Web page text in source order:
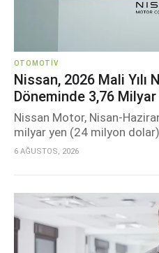
OTOMOTIV
Nissan, 2026 Mali Yılı
Döneminde 3,76 Milyar
Nissan Motor, Nisan-
milyar yen (24 milyon
6 AĞUSTOS, 2026